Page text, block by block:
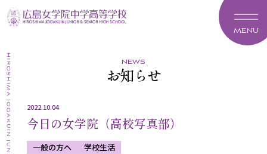
MENU
news
お知らせ
2022.10.04
今日の女学院（高校写真部）
一般の方へ 学校生活